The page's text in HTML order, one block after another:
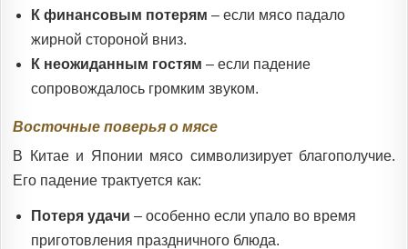
К финансовым потерям – если мясо падало
жирной стороной вниз.
К неожиданным гостям – если падение
сопровождалось громким звуком.
Восточные поверья о мясе
В Китае и Японии мясо символизирует благополучие.
Его падение трактуется как:
Потеря удачи – особенно если упало во время
приготовления праздничного блюда.